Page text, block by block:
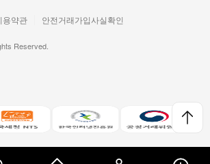
용약관 안전거래가입사실확인
Reserved.